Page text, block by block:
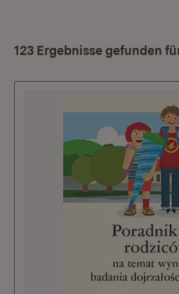
123 Ergebnisse gefunden